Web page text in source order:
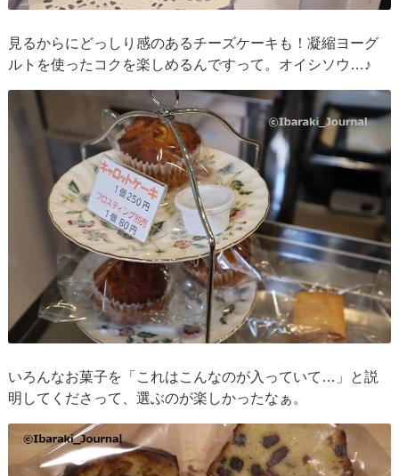
見るからにどっしり感のあるチーズケーキも！凝縮ヨーグ
ルトを使ったコクを楽しめるんですって。オイシソウ…♪
いろんなお菓子を「これはこんなのが入っていて…」と説
明してくださって、選ぶのが楽しかったなぁ。